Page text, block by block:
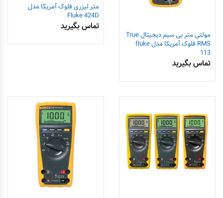
متر لیزری فلوک آمریکا مدل
Fluke 424D
تماس بگیرید
مولتی متر بی سیم دیجیتال True
RMS فلوک آمریکا مدل fluke
113
تماس بگیرید